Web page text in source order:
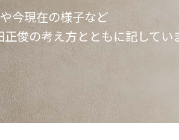
今現在の様子など
正俊の考え方とともに記してい